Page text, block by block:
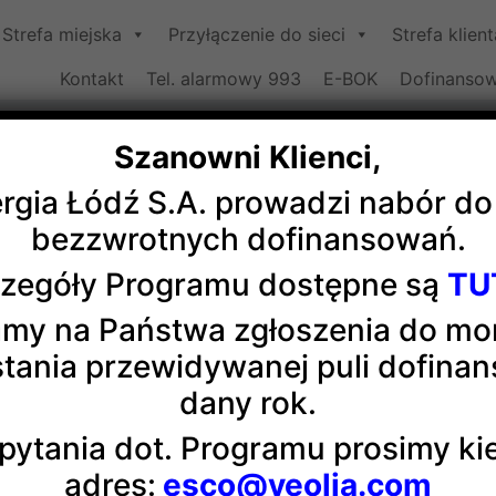
Strefa miejska Przyłączenie do sieci Strefa
Kontakt
Tel. alarmowy 993 E-BOK
GUST z PŁ zwycięzcą
w finaleInternational Small Wind Turbine Contest
To wielki sukces dla Projektu, który uzupełnia
projektów studenckich.
się niedoścignioną pod względem redukcji śladu
na bazie włókien lnu. Międzynarodowe jury
(LCA).
Szanowni Klienci,
Łódź S.A. prowadzi nabór
bezzwrotnych dofinansowań.
Programu dostępne są
na Państwa zgłoszenia do
przewidywanej puli
dany rok.
dot. Programu prosimy
adres: esco@veolia.com